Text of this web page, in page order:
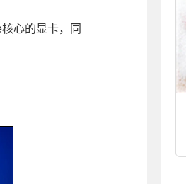
心的显卡，同